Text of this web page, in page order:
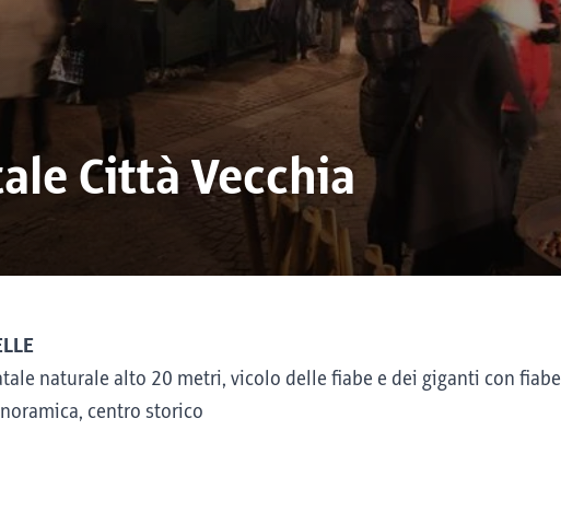
Città Vecchia
naturale alto 20 metri, vicolo delle fiabe e dei giganti con fiabe
centro storico